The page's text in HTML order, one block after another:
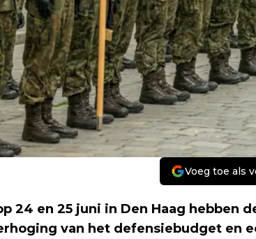
Voeg toe als
24 en 25 juni in Den Haag hebben
van het defensiebudget en